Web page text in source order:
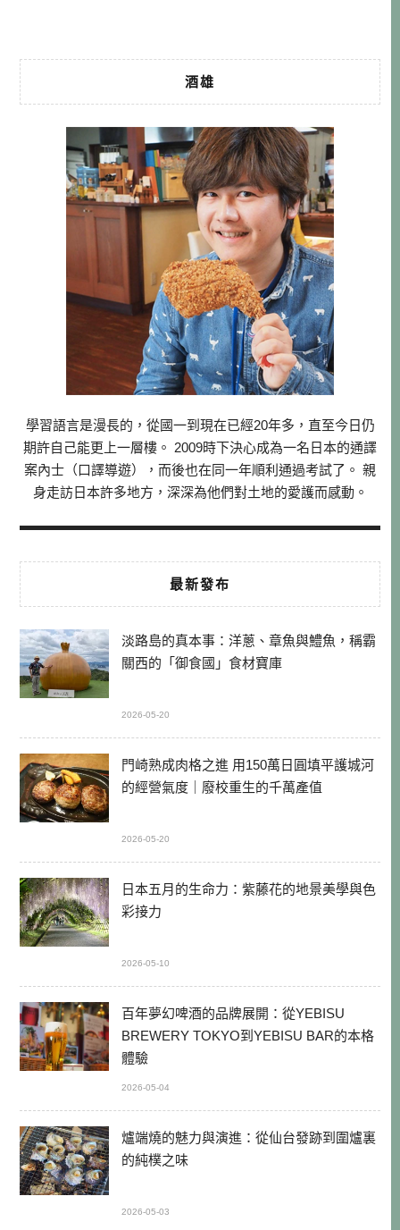
酒雄
學習語言是漫長的，從國一到現在已經20年多，直至今日仍
期許自己能更上一層樓。 2009時下決心成為一名日本的通譯
案內士（口譯導遊），而後也在同一年順利通過考試了。 親
身走訪日本許多地方，深深為他們對土地的愛護而感動。
最新發布
淡路島的真本事：洋蔥、章魚與鱧魚，稱霸
關西的「御食國」食材寶庫
2026-05-20
門崎熟成肉格之進 用150萬日圓填平護城河
的經營氣度｜廢校重生的千萬產值
2026-05-20
日本五月的生命力：紫藤花的地景美學與色
彩接力
2026-05-10
百年夢幻啤酒的品牌展開：從YEBISU
BREWERY TOKYO到YEBISU BAR的本格
體驗
2026-05-04
爐端燒的魅力與演進：從仙台發跡到圍爐裏
的純樸之味
2026-05-03